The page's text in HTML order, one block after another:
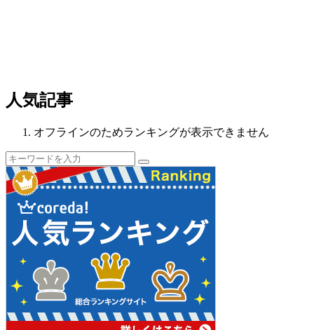
人気記事
オフラインのためランキングが表示できません